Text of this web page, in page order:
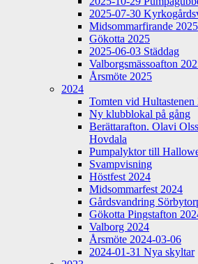
2025-07-30
Midsommarfirande 2025
Gökotta 2025
2025-06-03 Städdag
Valborgsmässoafton
Årsmöte 2025
2024
Tomten vid Hultastenen
Ny klubblokal på gång
Berättarafton. Olavi
Hovdala
Pumpalyktor till
Svampvisning
Höstfest 2024
Midsommarfest 2024
Gårdsvandring
Gökotta Pingstafton
Valborg 2024
Årsmöte 2024-03-06
2024-01-31 Nya skyltar